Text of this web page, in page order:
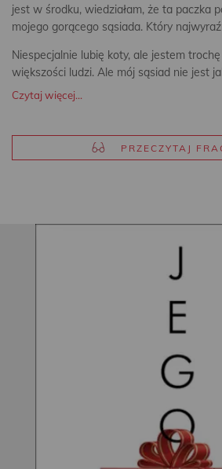
jest w środku, wiedziałam, że ta paczka
mojego gorącego sąsiada. Który
Niespecjalnie lubię koty, ale jestem
większości ludzi. Ale mój sąsiad nie jest
Czytaj więcej...
PRZECZYTAJ